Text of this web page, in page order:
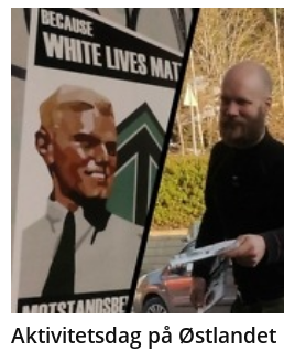
Aktivitetsdag på Østlandet